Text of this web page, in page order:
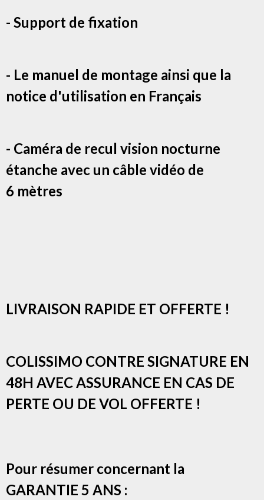
- Support de fixation
- Le manuel de montage ainsi que la
notice d'utilisation en Français
- Caméra de recul vision nocturne
étanche avec un câble vidéo de
6 mètres
LIVRAISON RAPIDE ET OFFERTE !
COLISSIMO CONTRE SIGNATURE EN
48H AVEC ASSURANCE EN CAS DE
PERTE OU DE VOL OFFERTE !
Pour résumer concernant la
GARANTIE 5 ANS :